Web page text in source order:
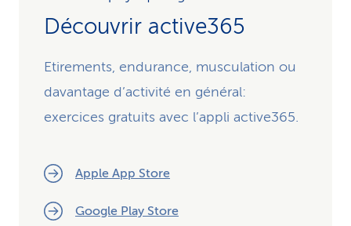
Découvrir active365
Etirements, endurance, musculation ou
davantage d’activité en général:
exercices gratuits avec l’appli active365.
Apple App Store
Google Play Store